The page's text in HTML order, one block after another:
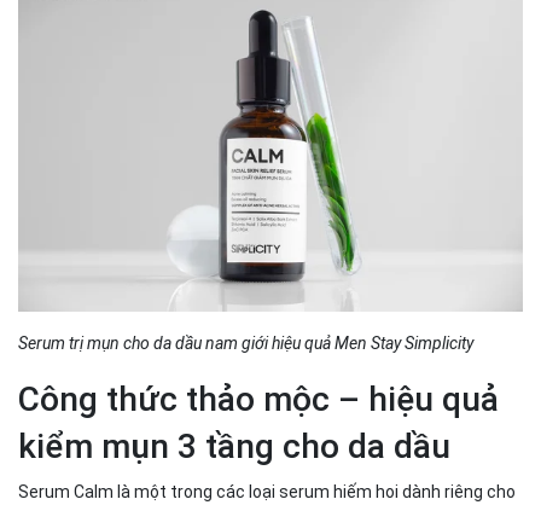
Serum trị mụn cho da dầu nam giới hiệu quả Men Stay Simplicity
Công thức thảo mộc – hiệu quả
kiểm mụn 3 tầng cho da dầu
Serum Calm là một trong các loại serum hiếm hoi dành riêng cho